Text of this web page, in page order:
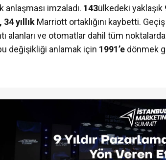
anlaşması imzaladı. 143ülkedeki yaklaşık
34 yıllık Marriott ortaklığını kaybetti. Geçiş
alanları ve otomatlar dahil tüm noktalarda
değişikliği anlamak için 1991’e dönmek